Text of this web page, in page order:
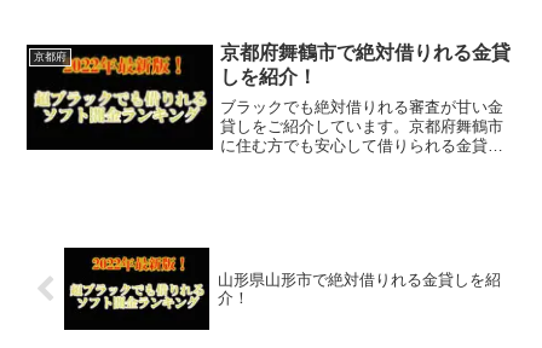
京都府
京都府舞鶴市で絶対借りれる金貸
しを紹介！
ブラックでも絶対借りれる審査が甘い金
貸しをご紹介しています。京都府舞鶴市
に住む方でも安心して借りられる金貸し
山形県山形市で絶対借りれる金貸しを紹
介！